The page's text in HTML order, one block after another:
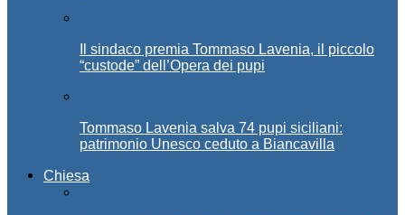
Il sindaco premia Tommaso Lavenia, il piccolo
“custode” dell’Opera dei pupi
Tommaso Lavenia salva 74 pupi siciliani:
patrimonio Unesco ceduto a Biancavilla
Chiesa